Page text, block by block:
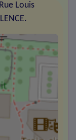
Louis